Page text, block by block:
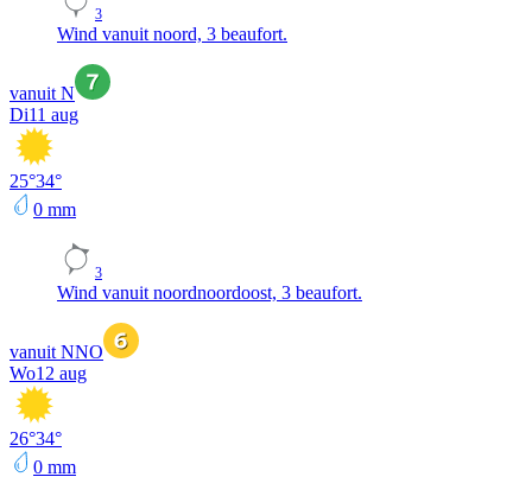
3
Wind vanuit noord, 3 beaufort.
vanuit N
Di11 aug
25°34°
0 mm
3
Wind vanuit noordnoordoost, 3 beaufort.
vanuit NNO
Wo12 aug
26°34°
0 mm